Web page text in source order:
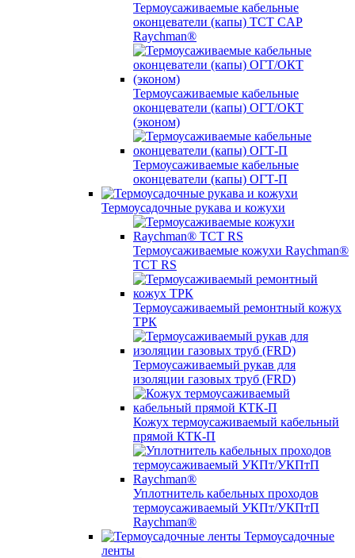
Термоусаживаемые кабельные
оконцеватели (капы) ТCT CAP
Raychman®
Термоусаживаемые кабельные
оконцеватели (капы) ОГТ/ОКТ
(эконом)
Термоусаживаемые кабельные
оконцеватели (капы) ОГТ-П
Термоусадочные рукава и кожухи
Термоусаживаемые кожухи Raychman®
TCT RS
Термоусаживаемый ремонтный кожух
ТРК
Термоусаживаемый рукав для
изоляции газовых труб (FRD)
Кожух термоусаживаемый кабельный
прямой КТК-П
Уплотнитель кабельных проходов
термоусаживаемый УКПт/УКПтП
Raychman®
Термоусадочные
ленты